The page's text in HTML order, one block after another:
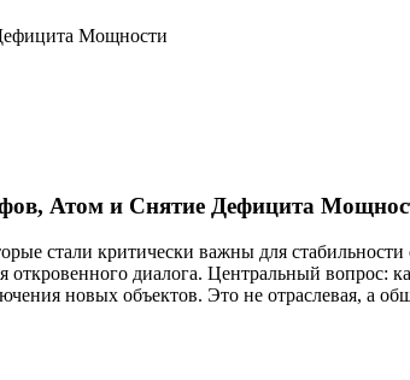
Атом и Снятие Дефицита
стали критически важны для
диалога. Центральный вопрос:
новых объектов. Это не отраслевая, а